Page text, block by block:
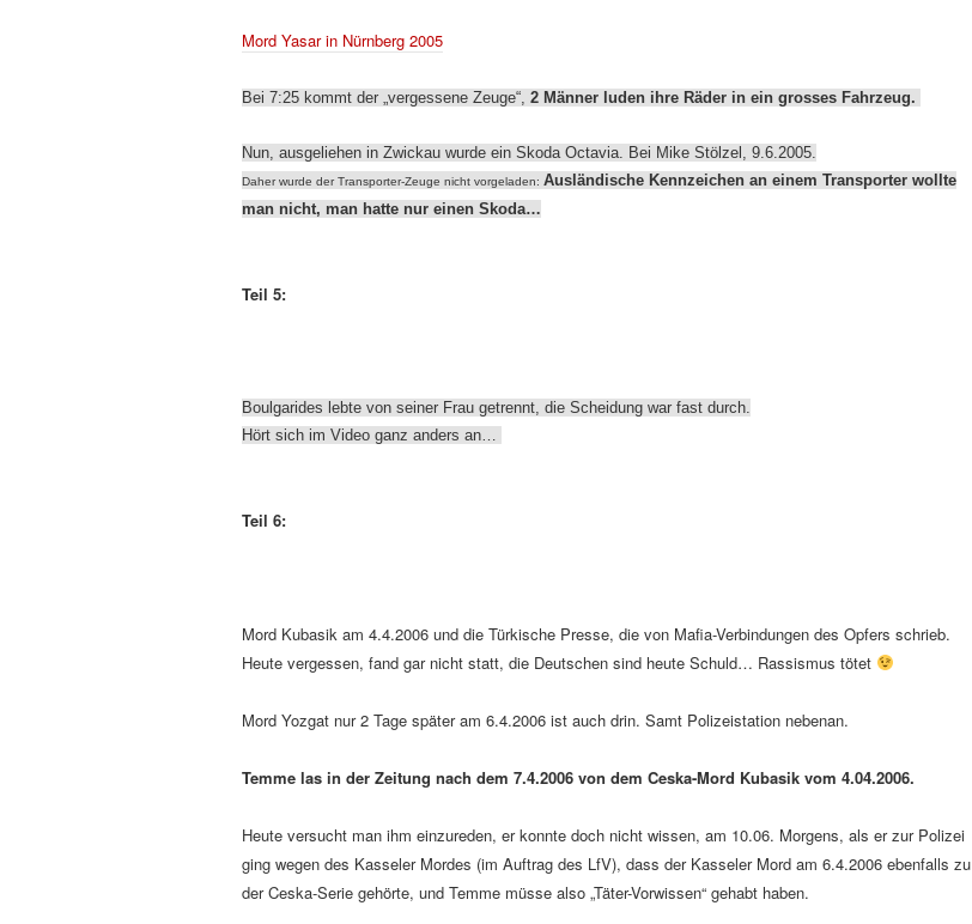
Mord Yasar in Nürnberg 2005
Bei 7:25 kommt der „vergessene Zeuge“, 2 Männer luden ihre Räder in ein grosses Fahrzeug.
Nun, ausgeliehen in Zwickau wurde ein Skoda Octavia. Bei Mike Stölzel, 9.6.2005.
Daher wurde der Transporter-Zeuge nicht vorgeladen: Ausländische Kennzeichen an einem Transporter wollte
man nicht, man hatte nur einen Skoda…
Teil 5:
Boulgarides lebte von seiner Frau getrennt, die Scheidung war fast durch.
Hört sich im Video ganz anders an…
Teil 6:
Mord Kubasik am 4.4.2006 und die Türkische Presse, die von Mafia-Verbindungen des Opfers schrieb.
Heute vergessen, fand gar nicht statt, die Deutschen sind heute Schuld… Rassismus tötet
Mord Yozgat nur 2 Tage später am 6.4.2006 ist auch drin. Samt Polizeistation nebenan.
Temme las in der Zeitung nach dem 7.4.2006 von dem Ceska-Mord Kubasik vom 4.04.2006.
Heute versucht man ihm einzureden, er konnte doch nicht wissen, am 10.06. Morgens, als er zur Polizei
ging wegen des Kasseler Mordes (im Auftrag des LfV), dass der Kasseler Mord am 6.4.2006 ebenfalls zu
der Ceska-Serie gehörte, und Temme müsse also „Täter-Vorwissen“ gehabt haben.